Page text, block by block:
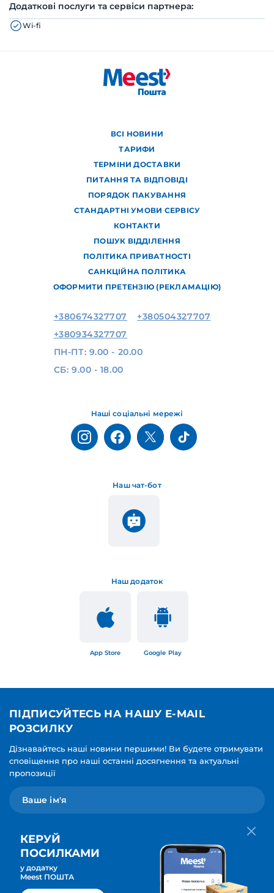
Додаткові послуги та сервіси партнера:
Wi-fi
ВСІ НОВИНИ
ТАРИФИ
ТЕРМІНИ ДОСТАВКИ
ПИТАННЯ ТА ВІДПОВІДІ
ПОРЯДОК ПАКУВАННЯ
СТАНДАРТНІ УМОВИ СЕРВІСУ
КОНТАКТИ
ПОШУК ВІДДІЛЕННЯ
ПОЛІТИКА ПРИВАТНОСТІ
САНКЦІЙНА ПОЛІТИКА
ОФОРМИТИ ПРЕТЕНЗІЮ (РЕКЛАМАЦІЮ)
Наш додаток
App Store Google Play
Наш чат-бот
Наші соціальні мережі
+380674327707
+380504327707
+380934327707
ПН-ПТ: 9.00 - 20.00
СБ: 9.00 - 18.00
ПІДПИСУЙТЕСЬ НА НАШУ E-MAIL
РОЗСИЛКУ
Дізнавайтесь наші новини першими! Ви будете отримувати
сповіщення про наші останні досягнення та актуальні
пропозиції
Мова для вашої розсилки
Українська
ПІДПИСАТИСЯ
КЕРУЙ
ПОСИЛКАМИ
у додатку
Meest ПОШТА